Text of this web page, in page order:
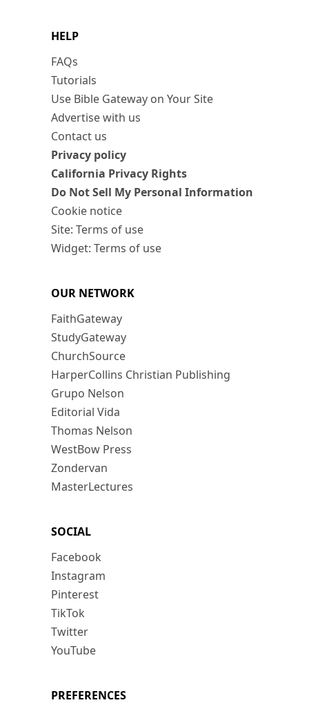
HELP
FAQs
Tutorials
Use Bible Gateway on Your Site
Advertise with us
Contact us
Privacy policy
California Privacy Rights
Do Not Sell My Personal Information
Cookie notice
Site: Terms of use
Widget: Terms of use
OUR NETWORK
FaithGateway
StudyGateway
ChurchSource
HarperCollins Christian Publishing
Grupo Nelson
Editorial Vida
Thomas Nelson
WestBow Press
Zondervan
MasterLectures
SOCIAL
Facebook
Instagram
Pinterest
TikTok
Twitter
YouTube
PREFERENCES